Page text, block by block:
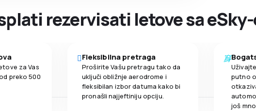
rezervisati letove sa
za Vas
preko 500
Fleksibilna pretraga
Proširite Vašu pretragu tako da
uključi obližnje aerodrome i
fleksibilan izbor datuma kako bi
pronašli najjeftiniju opciju.
putno
još